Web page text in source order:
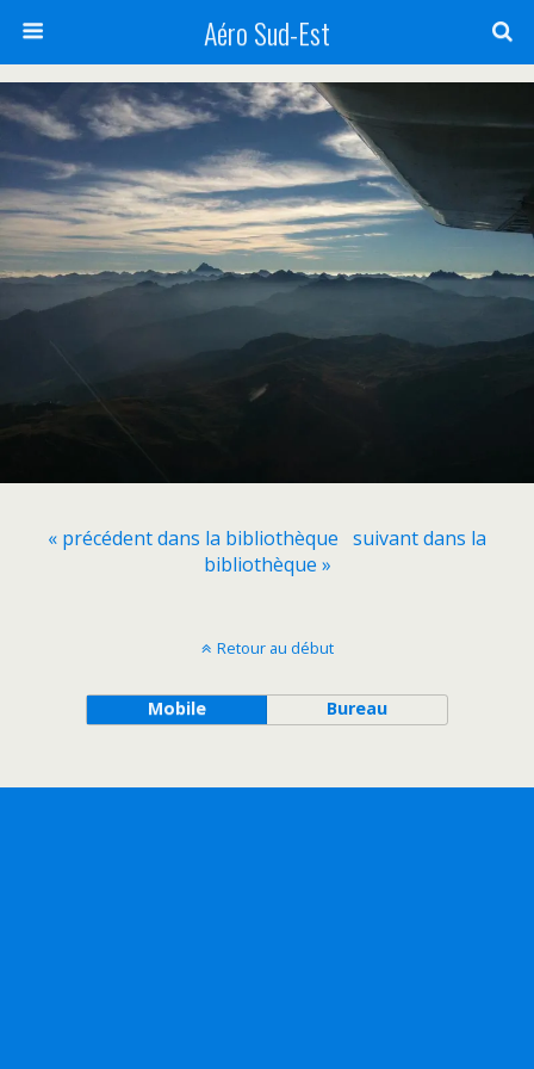
Aéro Sud-Est
« précédent dans la bibliothèque suivant dans la
bibliothèque »
Retour au début
Mobile Bureau